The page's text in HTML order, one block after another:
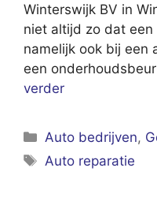
Winterswijk BV in
niet altijd zo dat
namelijk ook bij een
een
verder
Categorieën
Auto bedrijven,
Tags
Auto reparatie